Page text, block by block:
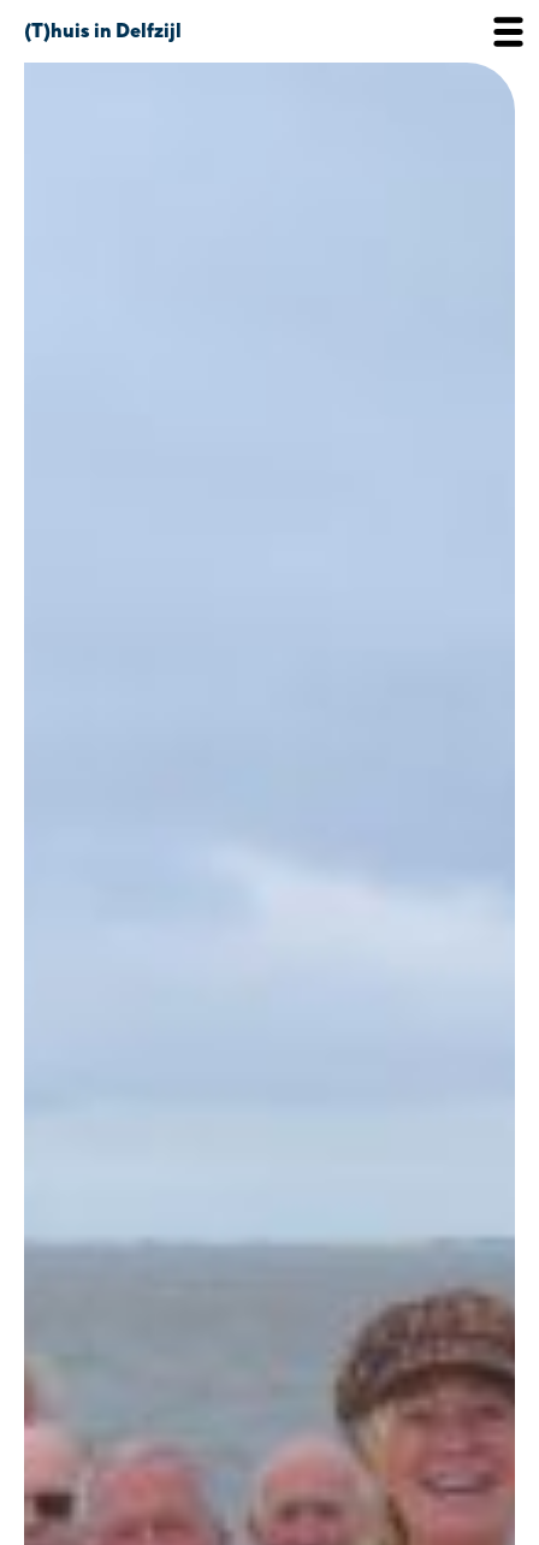
(T)huis in Delfzijl